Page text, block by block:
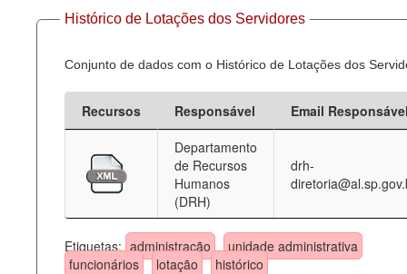
ContatoHistórico de Lotações dos Servidores
Conjunto de dados com o Histórico de Lotações dos
Recursos Responsável
Email
Departamento
de Recursos
Humanos
(DRH)
drh-
Etiquetas: administração
unidade administrativa
funcionários
lotação histórico